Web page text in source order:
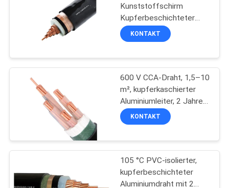
QUALITÄTSKONTROLLE
KONTAKT
NACHRICHTEN
PVC-isolierte Kabel
elektrische Kabel
Kunststoffschirm
Kupferbeschichteter
Aluminiumleiterdraht für
elektrische Energie
KONTAKT
600 V CCA-Draht, 1,5–10
m², kupferkaschierter
Aluminiumleiter, 2 Jahre
Garantie
KONTAKT
105 °C PVC-isolierter,
kupferbeschichteter
Aluminiumdraht mit 2